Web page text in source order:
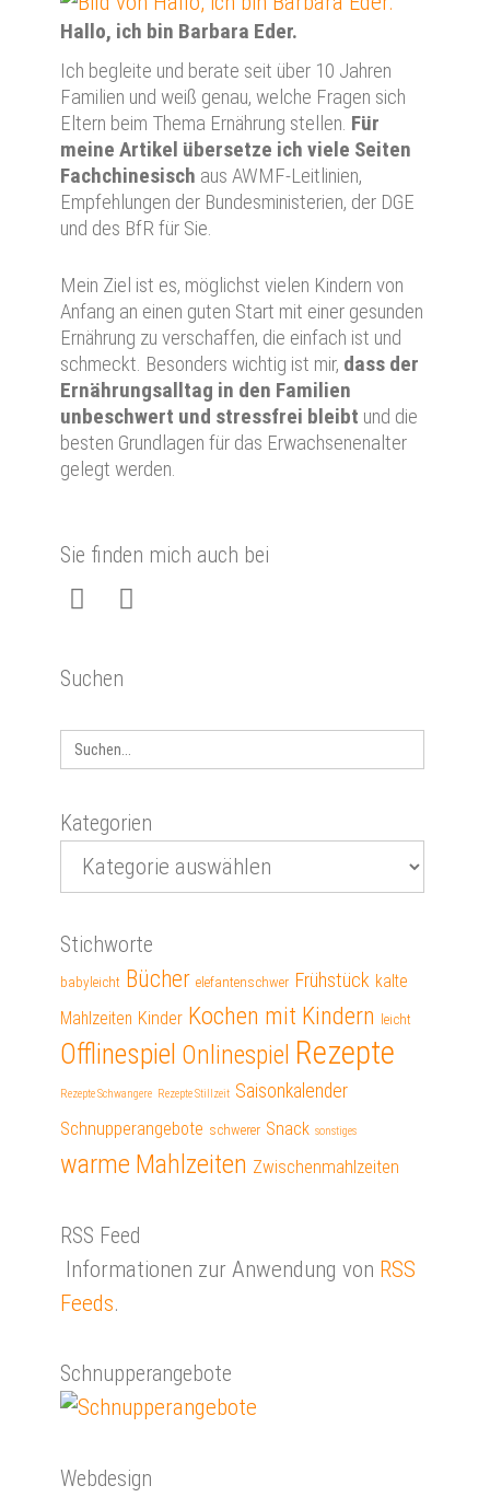
Hallo, ich bin Barbara Eder.
Ich begleite und berate seit über 10 Jahren
Familien und weiß genau, welche Fragen sich
Eltern beim Thema Ernährung stellen. Für
meine Artikel übersetze ich viele Seiten
Fachchinesisch aus AWMF-Leitlinien,
Empfehlungen der Bundesministerien, der DGE
und des BfR für Sie.
Mein Ziel ist es, möglichst vielen Kindern von
Anfang an einen guten Start mit einer gesunden
Ernährung zu verschaffen, die einfach ist und
schmeckt. Besonders wichtig ist mir, dass der
Ernährungsalltag in den Familien
unbeschwert und stressfrei bleibt und die
besten Grundlagen für das Erwachsenenalter
gelegt werden.
Sie finden mich auch bei
Suchen
Search
for:
Kategorien
Stichworte
babyleicht Bücher elefantenschwer Frühstück kalte
Mahlzeiten Kinder Kochen mit Kindern leicht
Offlinespiel Onlinespiel Rezepte
Rezepte Schwangere Rezepte Stillzeit Saisonkalender
Schnupperangebote schwerer Snack sonstiges
warme Mahlzeiten Zwischenmahlzeiten
RSS Feed
Informationen zur Anwendung von RSS
Feeds.
Schnupperangebote
Webdesign